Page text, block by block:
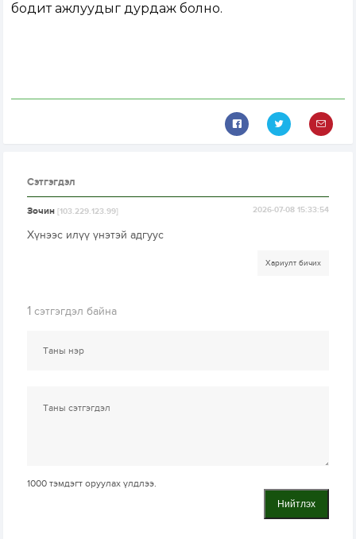
бодит ажлуудыг дурдаж болно.
Сэтгэгдэл
Зочин[103.229.123.99] 2026-07-08 15:33:54
Хүнээс илүү үнэтэй адгуус
Хариулт бичих
1 сэтгэгдэл байна
1000 тэмдэгт оруулах үлдлээ.
Нийтлэх